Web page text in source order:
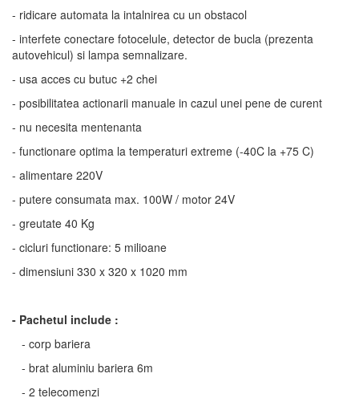
- ridicare automata la intalnirea cu un obstacol
- interfete conectare fotocelule, detector de bucla (prezenta
autovehicul) si lampa semnalizare.
- usa acces cu butuc +2 chei
- posibilitatea actionarii manuale in cazul unei pene de curent
- nu necesita mentenanta
- functionare optima la temperaturi extreme (-40C la +75 C)
- alimentare 220V
- putere consumata max. 100W / motor 24V
- greutate 40 Kg
- cicluri functionare: 5 milioane
- dimensiuni 330 x 320 x 1020 mm
- Pachetul include :
- corp bariera
- brat aluminiu bariera 6m
- 2 telecomenzi